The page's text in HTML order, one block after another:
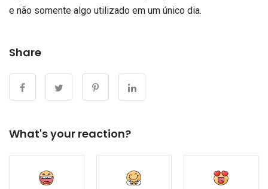
e não somente algo utilizado em um único dia.
Share
What's your reaction?